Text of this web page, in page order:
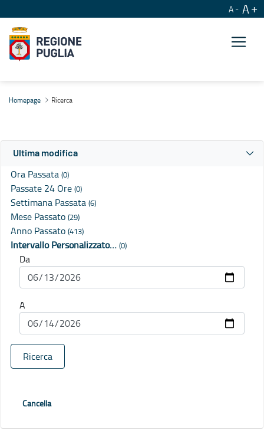
A A
Homepage Ricerca
Ultima modifica
Ora Passata (0)
Passate 24 Ore (0)
Settimana Passata (6)
Mese Passato (29)
Anno Passato (413)
Intervallo Personalizzato… (0)
Da
A
Ricerca
Cancella